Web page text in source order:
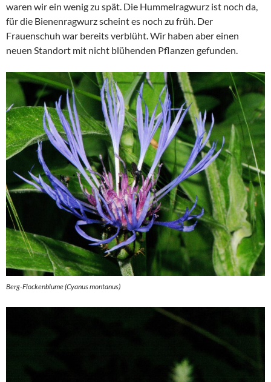
waren wir ein wenig zu spät. Die Hummelragwurz ist noch da,
für die Bienenragwurz scheint es noch zu früh. Der
Frauenschuh war bereits verblüht. Wir haben aber einen
neuen Standort mit nicht blühenden Pflanzen gefunden.
Berg-Flockenblume (Cyanus montanus)